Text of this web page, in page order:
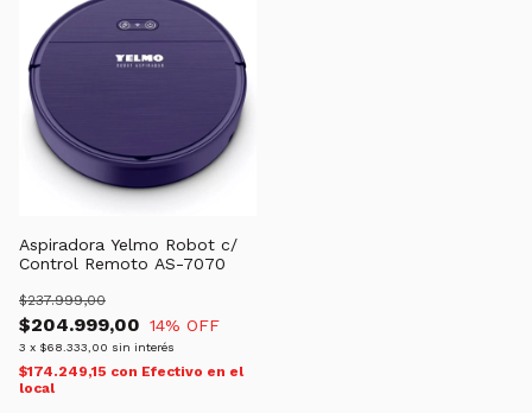
Aspiradora Yelmo Robot c/
Control Remoto AS-7070
$204.999,00
$237.999,00
14% OFF
3 x $68.333,00 sin interés
$174.249,15 con Efectivo en el
local